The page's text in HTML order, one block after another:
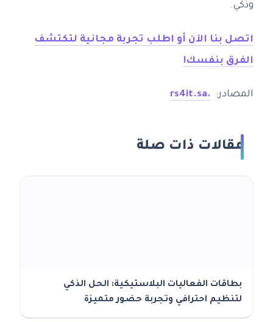
وذكي.
اتصل بنا الآن أو اطلب تجربة مجانية لتكتشف
الفرق بنفسك!
المصادر: .
rs4it.sa
مقالات ذات صلة
بطاقات الفعاليات البلاستيكية: الحل الذكي
لتنظيم احترافي وتجربة حضور متميزة